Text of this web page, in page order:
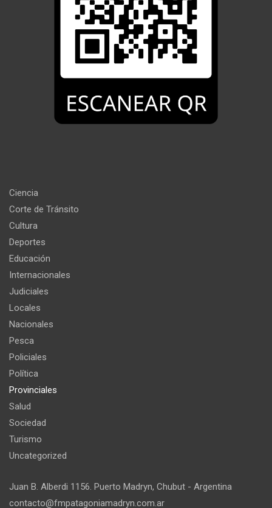
Ciencia
Corte de Tránsito
Cultura
Deportes
Educación
Internacionales
Judiciales
Locales
Nacionales
Pesca
Policiales
Política
Provinciales
Salud
Sociedad
Turismo
Uncategorized
Juan B. Alberdi 1156. Puerto Madryn, Chubut - Argentina
contacto@fmpatagoniamadryn.com.ar